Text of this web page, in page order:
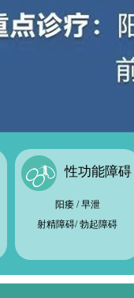
性功能障碍
阳痿 /早泄
射精障碍/勃起障碍